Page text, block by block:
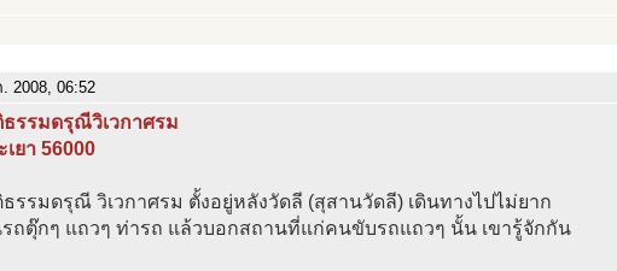
2008, 06:52
รรมดรุณีวิเวกาศรม
เยา 56000
รรมดรุณี วิเวกาศรม ตั้งอยู่หลังวัดลี (สุสานวัดลี) เดินทางไปไม่ยาก
ถตุ๊กๆ แถวๆ ท่ารถ แล้วบอกสถานที่แก่คนขับรถแถวๆ นั้น เขารู้จักกัน